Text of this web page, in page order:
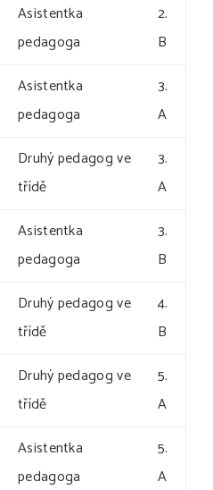
Asistentka
pedagoga
2.
B
Asistentka
pedagoga
3.
A
Druhý pedagog ve
třídě
3.
A
Asistentka
pedagoga
3.
B
Druhý pedagog ve
třídě
4.
B
Druhý pedagog ve
třídě
5.
A
Asistentka
pedagoga
5.
A